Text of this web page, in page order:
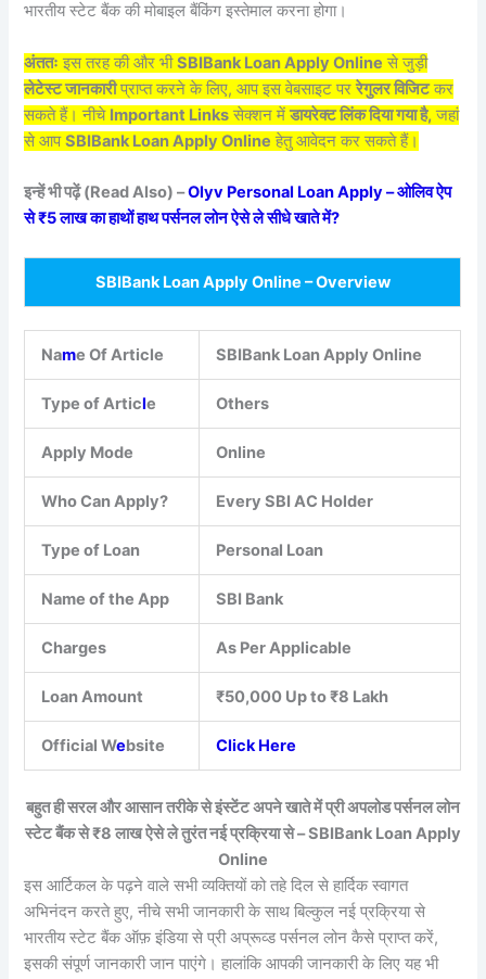
भारतीय स्टेट बैंक की मोबाइल बैंकिंग इस्तेमाल करना होगा।
अंततः इस तरह की और भीSBIBank Loan Apply Online से जुड़ी
लेटेस्ट जानकारीप्राप्त करने के लिए, आप इस वेबसाइट पररेगुलर विजिटकर
सकते हैं। नीचे Important Links सेक्शन मेंडायरेक्ट लिंक दिया गया है, जहां
से आपSBIBank Loan Apply Online हेतु आवेदन कर सकते हैं।
इन्हें भी पढ़ें (Read Also) –Olyv Personal Loan Apply – ओलिव ऐप
से ₹5 लाख का हाथों हाथ पर्सनल लोन ऐसे ले सीधे खाते में?
SBIBank Loan Apply Online – Overview
Name Of Article SBIBank Loan Apply Online
Type of Article Others
Apply Mode Online
Who Can Apply? Every SBI AC Holder
Type of Loan Personal Loan
Name of the App SBI Bank
Charges As Per Applicable
Loan Amount ₹50,000 Up to ₹8 Lakh
Official Website Click Here
बहुत ही सरल और आसान तरीके से इंस्टेंट अपने खाते में प्री अपलोड पर्सनल लोन
स्टेट बैंक से ₹8 लाख ऐसे ले तुरंत नई प्रक्रिया से – SBIBank Loan Apply
Online
इस आर्टिकल के पढ़ने वाले सभी व्यक्तियों को तहे दिल से हार्दिक स्वागत
अभिनंदन करते हुए, नीचे सभी जानकारी के साथ बिल्कुल नई प्रक्रिया से
भारतीय स्टेट बैंक ऑफ़ इंडिया से प्री अप्रूव्ड पर्सनल लोन कैसे प्राप्त करें,
इसकी संपूर्ण जानकारी जान पाएंगे। हालांकि आपकी जानकारी के लिए यह भी